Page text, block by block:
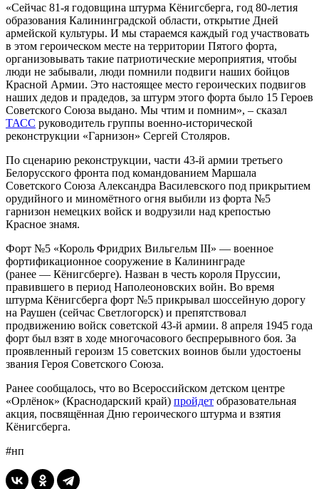
«Сейчас 81-я годовщина штурма Кёнигсберга, год 80-летия
образования Калининградской области, открытие Дней
армейской культуры. И мы стараемся каждый год участвовать
в этом героическом месте на территории Пятого форта,
организовывать такие патриотические мероприятия, чтобы
люди не забывали, люди помнили подвиги наших бойцов
Красной Армии. Это настоящее место героических подвигов
наших дедов и прадедов, за штурм этого форта было 15 Героев
Советского Союза выдано. Мы чтим и помним», – сказал
ТАСС руководитель группы военно-исторической
реконструкции «Гарнизон» Сергей Столяров.
По сценарию реконструкции, части 43-й армии третьего
Белорусского фронта под командованием Маршала
Советского Союза Александра Василевского под прикрытием
орудийного и миномётного огня выбили из форта №5
гарнизон немецких войск и водрузили над крепостью
Красное знамя.
Форт №5 «Король Фридрих Вильгельм III» — военное
фортификационное сооружение в Калининграде
(ранее — Кёнигсберге). Назван в честь короля Пруссии,
правившего в период Наполеоновских войн. Во время
штурма Кёнигсберга форт №5 прикрывал шоссейную дорогу
на Раушен (сейчас Светлогорск) и препятствовал
продвижению войск советской 43-й армии. 8 апреля 1945 года
форт был взят в ходе многочасового беспрерывного боя. За
проявленный героизм 15 советских воинов были удостоены
звания Героя Советского Союза.
Ранее сообщалось, что во Всероссийском детском центре
«Орлёнок» (Краснодарский край) пройдет образовательная
акция, посвящённая Дню героического штурма и взятия
Кёнигсберга.
#нп